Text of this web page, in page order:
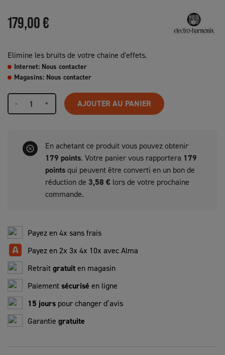
179,00 €
Elimine les bruits de votre chaine d'effets.
Internet: Nous contacter
Magasins: Nous contacter
- + AJOUTER AU PANIER
En achetant ce produit vous pouvez obtenir
179 points. Votre panier vous rapportera 179
pointsqui peuvent être converti en un bon de
réduction de 3,58 €lors de votre prochaine
commande.
Payez en 4x sans frais
Payez en 2x 3x 4x 10x avec Alma
Retraitgratuiten magasin
Paiementsécurisé en ligne
15 jours pour changer d’avis
Garantie gratuite